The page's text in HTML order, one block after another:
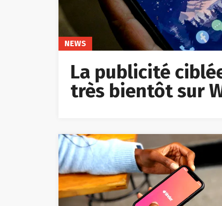
NEWS
La publicité
très bientôt sur